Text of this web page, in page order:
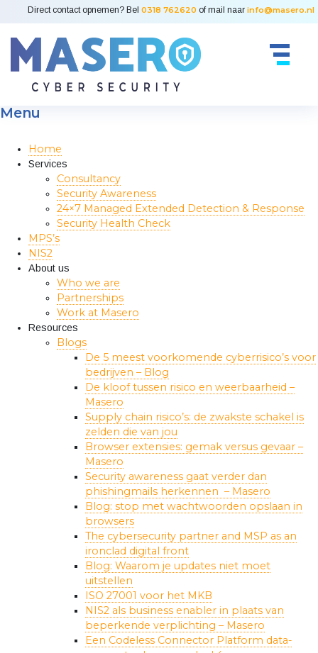
Direct contact opnemen? Bel 0318 762620 of mail naar info@masero.nl
Menu
Home
Services
Consultancy
Security Awareness
24×7 Managed Extended Detection & Response
Security Health Check
MPS’s
NIS2
About us
Who we are
Partnerships
Work at Masero
Resources
Blogs
De 5 meest voorkomende cyberrisico’s voor
bedrijven – Blog
De kloof tussen risico en weerbaarheid –
Masero
Supply chain risico’s: de zwakste schakel is
zelden die van jou
Browser extensies: gemak versus gevaar –
Masero
Security awareness gaat verder dan
phishingmails herkennen – Masero
Blog: stop met wachtwoorden opslaan in
browsers
The cybersecurity partner and MSP as an
ironclad digital front
Blog: Waarom je updates niet moet
uitstellen
ISO 27001 voor het MKB
NIS2 als business enabler in plaats van
beperkende verplichting – Masero
Een Codeless Connector Platform data-